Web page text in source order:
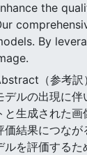
the
By
（参考訳
デルの出現に
と生成された
価結果につな
ルを評価する